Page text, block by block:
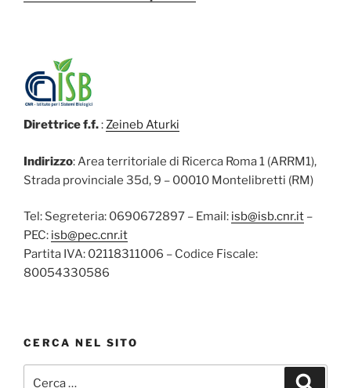
Direttrice f.f.:Zeineb Aturki
Indirizzo: Area territoriale di Ricerca Roma 1 (ARRM1),
Strada provinciale 35d, 9 – 00010 Montelibretti (RM)
Tel: Segreteria: 0690672897 – Email: isb@isb.cnr.it –
PEC: isb@pec.cnr.it
Partita IVA: 02118311006 – Codice Fiscale:
80054330586
CERCA NEL SITO